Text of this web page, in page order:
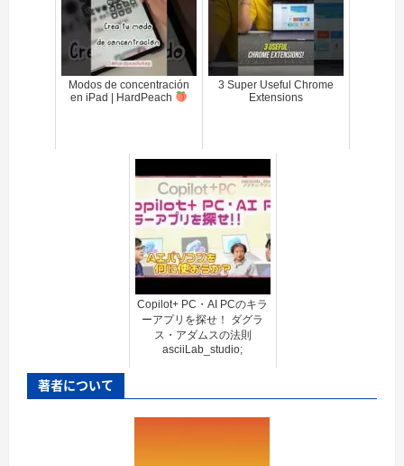
Modos de concentración
en iPad | HardPeach
3 Super Useful Chrome
Extensions
Copilot+ PC・AI PCのキラ
ーアプリを探せ！ ダグラ
ス・アダムスの法則
asciiLab_studio;
著者について